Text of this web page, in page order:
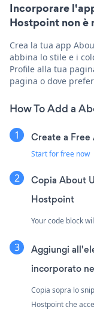
Incorporare
Hostpoint non è
Crea la tua app
abbina lo stile e i
Profile alla tua
pagina o dove
How To Add a
Create a
Start for free now
Copia About
Hostpoint
Your code block
Aggiungi
incorporato
Copia sopra lo
Hostpoint che